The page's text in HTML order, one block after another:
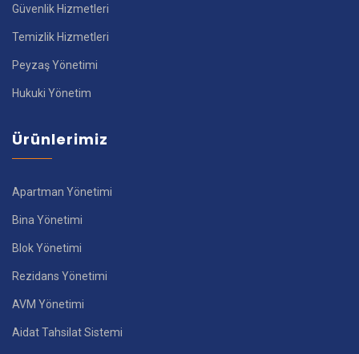
Güvenlik Hizmetleri
Temizlik Hizmetleri
Peyzaş Yönetimi
Hukuki Yönetim
Ürünlerimiz
Apartman Yönetimi
Bina Yönetimi
Blok Yönetimi
Rezidans Yönetimi
AVM Yönetimi
Aidat Tahsilat Sistemi